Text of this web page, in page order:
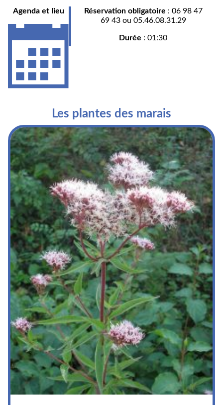
Agenda et lieu Réservation obligatoire : 06 98 47
69 43 ou 05.46.08.31.29
Durée : 01:30
Les plantes des marais